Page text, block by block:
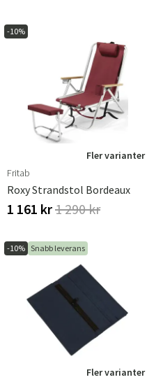
-10%
Fler varianter
Fritab
Roxy Strandstol Bordeaux
1 161 kr1 290 kr
-10% Snabb leverans
Fler varianter